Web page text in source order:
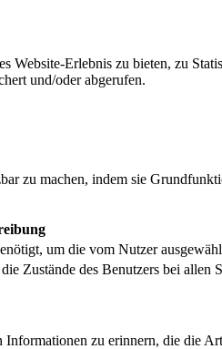
Website-Erlebnis zu bieten, zu
und/oder abgerufen.
zu machen, indem sie
um die vom Nutzer
Zustände des Benutzers bei allen
zu erinnern, die die